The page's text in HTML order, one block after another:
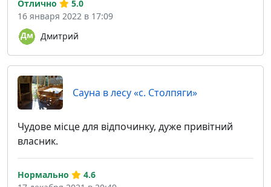
Дмитрий
Отлично
5.0
16 января 2022 в 17:09
Сауна в лесу «с. Столпяги»
Чудове місце для відпочинку, дуже привітний
власник.
Нормально
4.6